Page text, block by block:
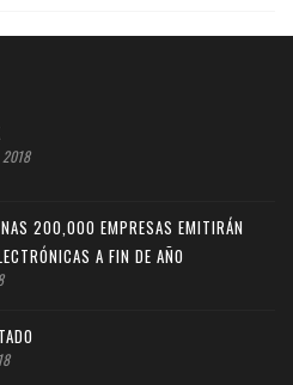
2018
200,000 EMPRESAS EMITIRÁN
A FIN DE AÑO